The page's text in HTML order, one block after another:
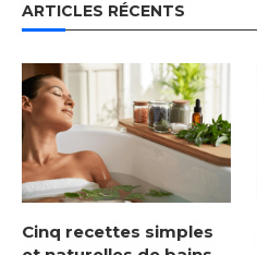
ARTICLES RÉCENTS
Cinq recettes simples